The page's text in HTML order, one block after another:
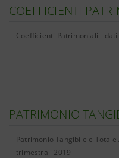
COEFFICIENTI
Coefficienti Patrimoniali -
PATRIMONIO
Patrimonio Tangibile e
trimestrali 2019